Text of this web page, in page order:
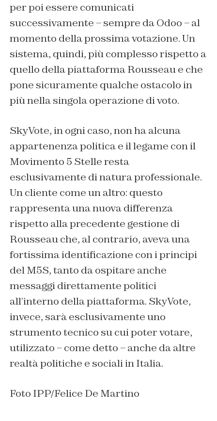
per poi essere comunicati
successivamente – sempre da Odoo – al
momento della prossima votazione. Un
sistema, quindi, più complesso rispetto a
quello della piattaforma Rousseau e che
pone sicuramente qualche ostacolo in
più nella singola operazione di voto.
SkyVote, in ogni caso, non ha alcuna
appartenenza politica e il legame con il
Movimento 5 Stelle resta
esclusivamente di natura professionale.
Un cliente come un altro: questo
rappresenta una nuova differenza
rispetto alla precedente gestione di
Rousseau che, al contrario, aveva una
fortissima identificazione con i principi
del M5S, tanto da ospitare anche
messaggi direttamente politici
all’interno della piattaforma. SkyVote,
invece, sarà esclusivamente uno
strumento tecnico su cui poter votare,
utilizzato – come detto – anche da altre
realtà politiche e sociali in Italia.
Foto IPP/Felice De Martino